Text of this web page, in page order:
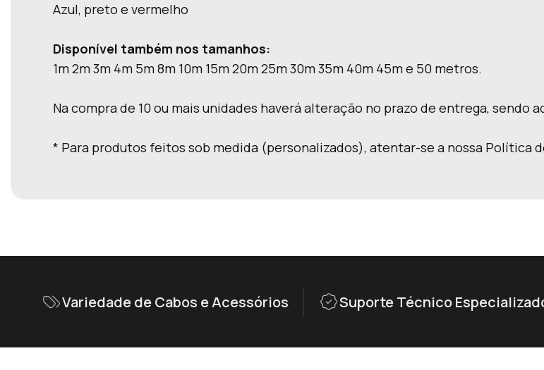
Azul, preto e vermelho
Disponível também nos tamanhos:
1m 2m 3m 4m 5m 8m 10m 15m 20m 25m 30m 35m 40m 45m e 50 metros.
Na compra de 10 ou mais unidades haverá alteração no prazo de entrega, sendo
* Para produtos feitos sob medida (personalizados), atentar-se a nossa Política
Variedade de Cabos e Acessórios Suporte Técnico